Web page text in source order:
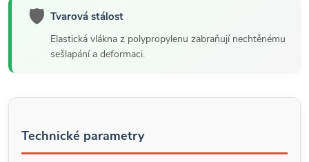
🛡️ Tvarová stálost
Elastická vlákna z polypropylenu zabraňují nechtěnému
sešlapání a deformaci.
Technické parametry